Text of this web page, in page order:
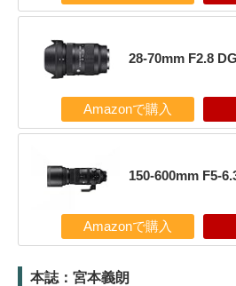
28-70mm F2.8
Amazonで購入
150-600mm F5-
Amazonで購入
本誌：宮本義朗